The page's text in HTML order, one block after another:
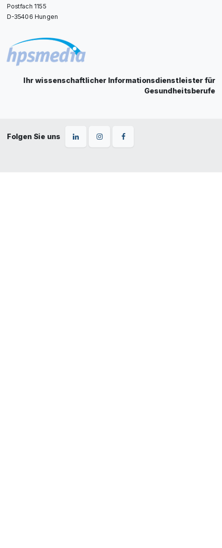
Postfach 1155
D-35406 Hungen
Ihr wissenschaftlicher Informationsdienstleister für
Gesundheitsberufe
Folgen Sie uns